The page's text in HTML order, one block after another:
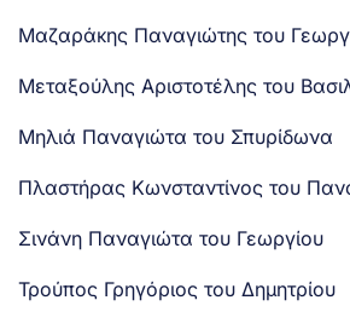
Μαζαράκης Παναγιώτης του
Μεταξούλης Αριστοτέλης του
Μηλιά Παναγιώτα του Σπυρίδωνα
Πλαστήρας Κωνσταντίνος του
Σινάνη Παναγιώτα του Γεωργίου
Τρούπος Γρηγόριος του Δημητρίου